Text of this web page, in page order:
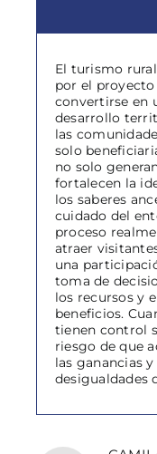
El turismo
por el proyecto
convertirse en
desarrollo
las
solo
no solo
fortalecen la
los saberes
cuidado del
proceso
atraer
una
toma de
los recursos y
beneficios.
tienen control
riesgo de que
las ganancias
desigualdades